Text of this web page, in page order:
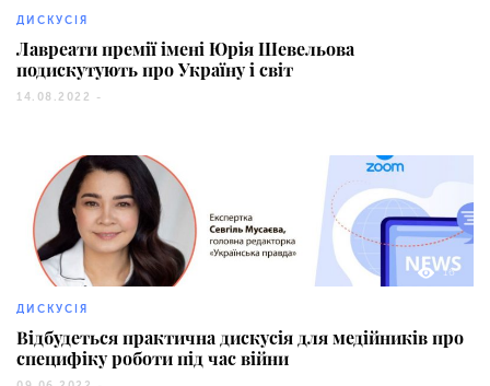
ДИСКУСІЯ
Лавреати премії імені Юрія Шевельова
подискутують про Україну і світ
14.08.2022 -
16
ДИСКУСІЯ
Відбудеться практична дискусія для медійників про
специфіку роботи під час війни